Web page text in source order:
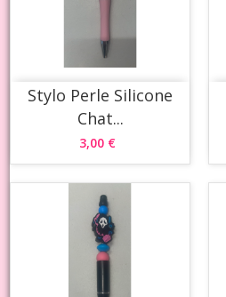
Stylo Perle Silicone
Chat...
3,00 €